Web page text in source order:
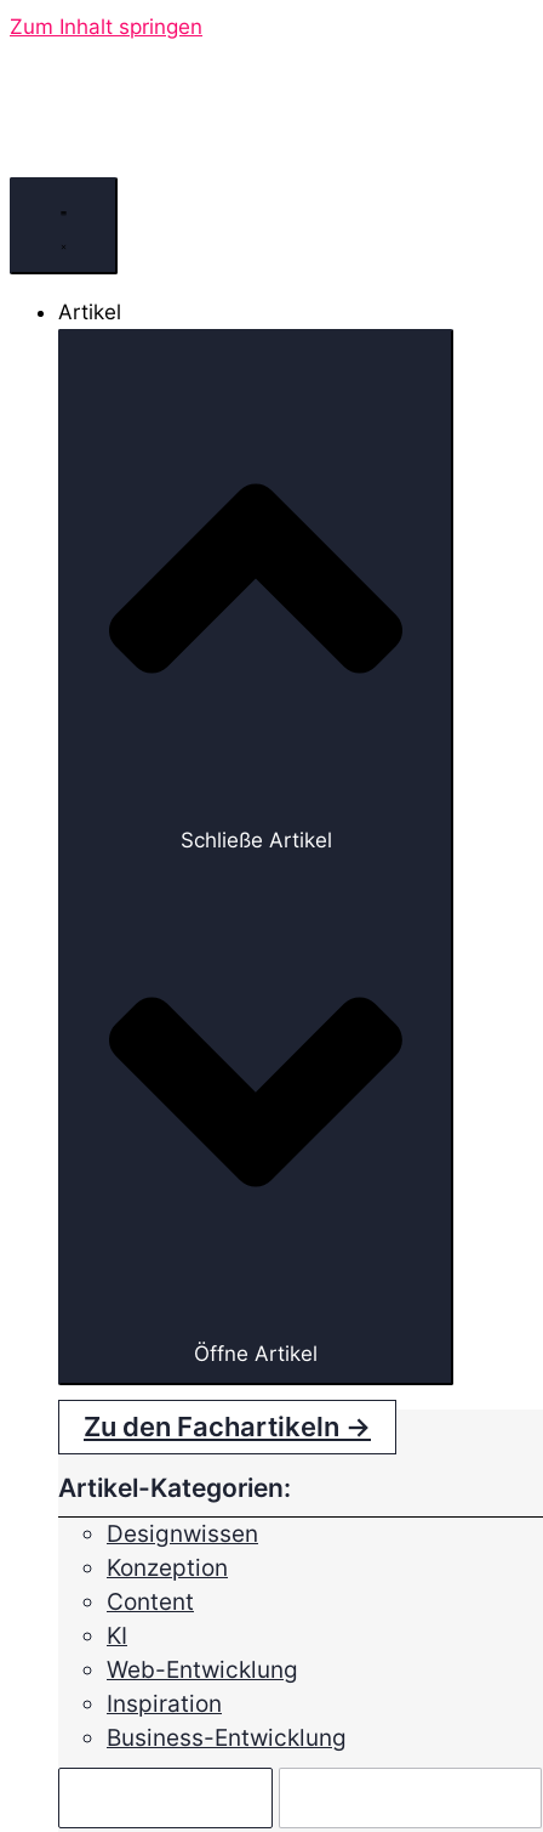
Zum Inhalt springen
Artikel
Schließe Artikel
Öffne Artikel
Zu den Fachartikeln →
Artikel-Kategorien:
Designwissen
Konzeption
Content
KI
Web-Entwicklung
Inspiration
Business-Entwicklung